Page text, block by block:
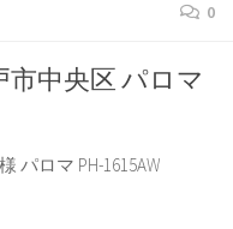
0
中央区 パロマ
パロマ PH-1615AW